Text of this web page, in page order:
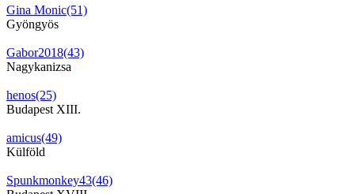
Gina Monic(51)
Gyöngyös
Gabor2018(43)
Nagykanizsa
henos(25)
Budapest XIII.
amicus(49)
Külföld
Spunkmonkey43(46)